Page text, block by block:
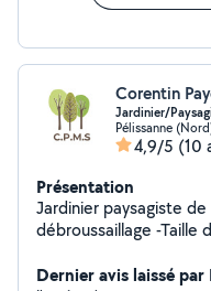
Corentin
Jardinier/
Pélissanne
4,9/5 (10
Présentation
Jardinier paysagiste
débroussaillage -Taille de haie, arbre et arbuste -
Dernier avis laissé